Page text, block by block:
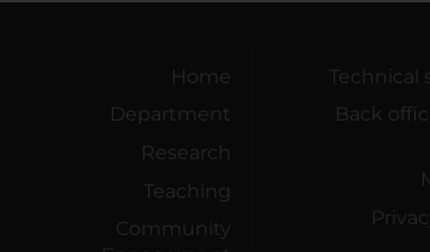
Home
Department
Research
Teaching
Community
Technical
Back